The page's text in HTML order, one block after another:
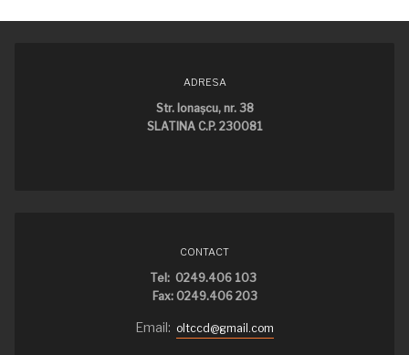
ADRESA
Str. Ionaşcu, nr. 38
SLATINA C.P. 230081
CONTACT
Tel: 0249.406 103
Fax: 0249.406 203
Email: oltccd@gmail.com